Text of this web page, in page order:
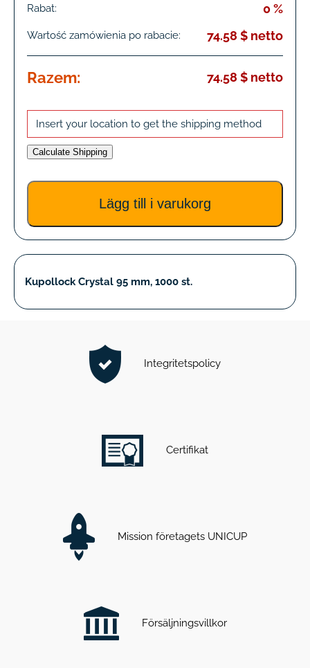
Rabat: 0 %
Wartość zamówienia po rabacie: 74.58 $ netto
Razem: 74.58 $ netto
Insert your location to get the shipping method
Calculate Shipping
Kupollock Crystal 95 mm, 1000 st.
Integritetspolicy
Certifikat
Mission företagets UNICUP
Försäljningsvillkor